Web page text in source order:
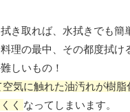
き取れば、水拭きでも簡
理の最中、その都度拭け
しいもの！
空気に触れた油汚れが樹脂
く なってしまいます。